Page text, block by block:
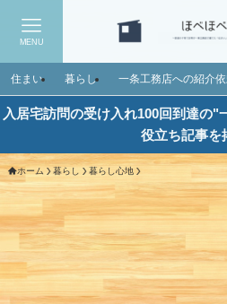
MENU
住まい 暮らし 一条工務店への紹介
入居宅訪問の受け入れ100回到達の
役立ち記事を
ホーム 暮らし 暮らし心地